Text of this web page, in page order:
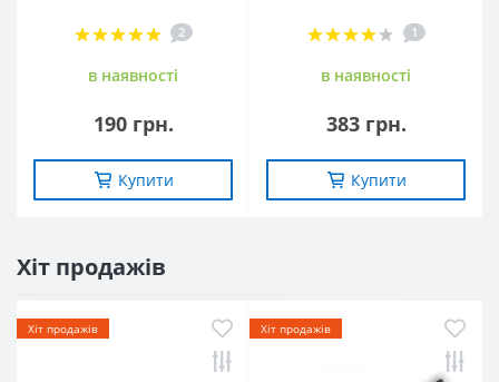
2
в наявностi
190 грн.
Купити
1
в наявностi
383 грн.
Купити
Хіт продажів
Хіт продажів Хіт продажів